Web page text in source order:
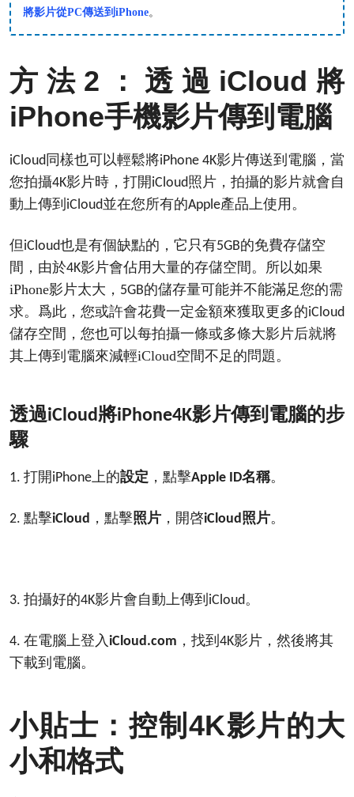
將影片從PC傳送到iPhone。
方法 2 ：透過 iCloud將
iPhone手機影片傳到 電腦
iCloud 同樣也可以輕鬆將iPhone 4K影片傳送到 電腦 ，當
您拍攝4K影片時，打開iCloud照片，拍攝的影片就會自
動上傳到 iCloud並在您所有的Apple產品上使用。
但iCloud也是有個缺點的，它只有5GB的免費存儲空
間，由於4K影片會佔用大量的存儲空間。所以如果
iPhone影片太大， 5GB的儲存量可能并不能滿足您的需
求。爲此，您或許會花費一定金額來獲取更多的iCloud
儲存空間，您也可以每拍攝一條或多條大影片后就將
其上傳到 電腦來減輕iCloud空間不足的問題。
透過iCloud將iPhone4K影片傳到 電腦的步
驟
1. 打開iPhone 上的設定 ，點擊Apple ID名稱。
2. 點擊iCloud ，點擊照片 ，開啓iCloud 照片。
3. 拍攝好的4K影片會自動上傳到 iCloud 。
4. 在電腦上登入 iCloud.com ，找到 4K影片，然後將其
下載到電腦。
小貼士：控制 4K影片的大
小和格式